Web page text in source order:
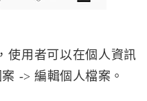
使用者可以在個人資訊
-> 編輯個人檔案。